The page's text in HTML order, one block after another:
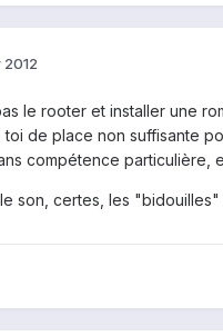
2012
le rooter et installer une
de place non suffisante
compétence
son, certes, les